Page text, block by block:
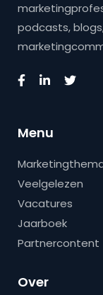
podcasts,
Menu
Veelgelezen
Vacatures
Jaarboek
Partnercontent
Over